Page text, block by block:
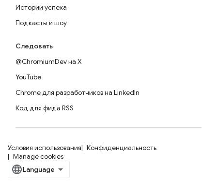
Истории успеха
Подкасты и шоу
Следовать
@ChromiumDev на X
YouTube
Chrome для разработчиков на LinkedIn
Код для фида RSS
Условия использования
Конфиденциальность
Manage cookies